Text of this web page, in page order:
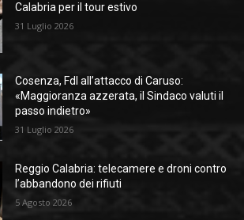
Calabria per il tour estivo
31 Luglio 2026
Cosenza, FdI all’attacco di Caruso:
«Maggioranza azzerata, il Sindaco valuti il
passo indietro»
31 Luglio 2026
Reggio Calabria: telecamere e droni contro
l’abbandono dei rifiuti
5 Agosto 2026